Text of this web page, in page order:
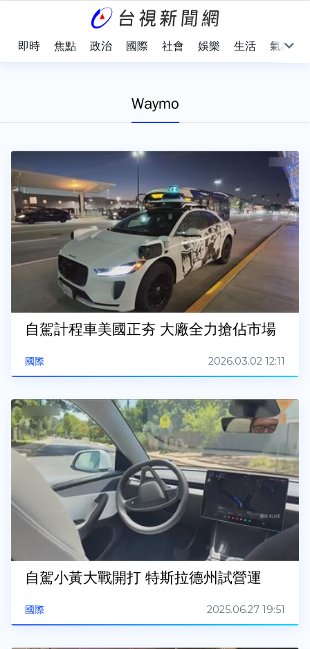
即時 焦點 政治 國際 社會 娛樂 生活 氣象
Waymo
國際
自駕計程車美國正夯 大廠全力搶佔市場
2026.03.02 12:11
國際
自駕小黃大戰開打 特斯拉德州試營運
2025.06.27 19:51